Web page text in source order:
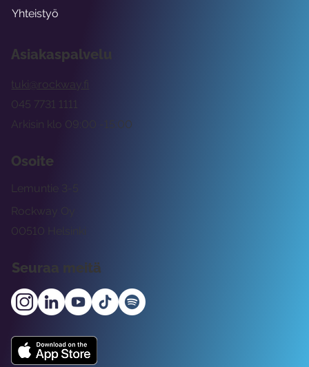
Asiakaspalvelu
tuki@rockway.fi
Arkisin klo 09:00 -15:00
045 7731 1111
Osoite
Rockway Oy
Lemuntie 3-5
00510 Helsinki
Seuraa meitä
Yhteistyö